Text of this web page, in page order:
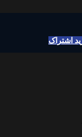
اشتراک